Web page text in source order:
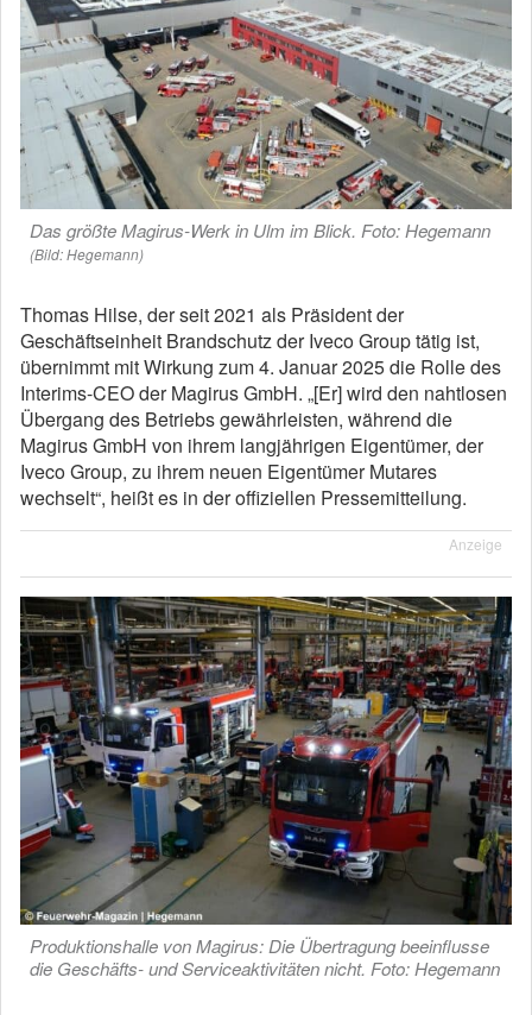
Das größte Magirus-Werk in Ulm im Blick. Foto: Hegemann
(Bild: Hegemann)
Thomas Hilse, der seit 2021 als Präsident der
Geschäftseinheit Brandschutz der Iveco Group tätig ist,
übernimmt mit Wirkung zum 4. Januar 2025 die Rolle des
Interims-CEO der Magirus GmbH. „[Er] wird den nahtlosen
Übergang des Betriebs gewährleisten, während die
Magirus GmbH von ihrem langjährigen Eigentümer, der
Iveco Group, zu ihrem neuen Eigentümer Mutares
wechselt“, heißt es in der offiziellen Pressemitteilung.
Anzeige
Produktionshalle von Magirus: Die Übertragung beeinflusse
die Geschäfts- und Serviceaktivitäten nicht. Foto: Hegemann